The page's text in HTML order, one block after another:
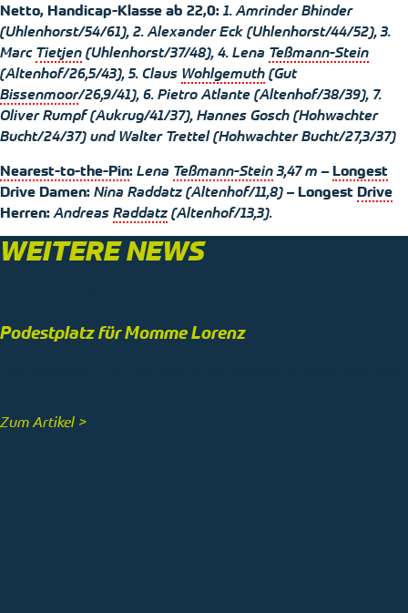
Netto, Handicap-Klasse ab 22,0: 1.Amrinder Bhinder
(Uhlenhorst/54/61), 2. Alexander Eck (Uhlenhorst/44/52), 3.
Marc Tietjen (Uhlenhorst/37/48), 4. Lena Teßmann-Stein
(Altenhof/26,5/43), 5. Claus Wohlgemuth (Gut
Bissenmoor/26,9/41), 6. PietroAtlante (Altenhof/38/39), 7.
Oliver Rumpf (Aukrug/41/37), Hannes Gosch (Hohwachter
Bucht/24/37) und Walter Trettel(HohwachterBucht/27,3/37)
Nearest-to-the-Pin: Lena Teßmann-Stein 3,47 m – Longest
Drive Damen: Nina Raddatz (Altenhof/11,8) – Longest Drive
Herren: Andreas Raddatz (Altenhof/13,3).
WEITERE NEWS
Podestplatz für Momme Lorenz
Zum Artikel >